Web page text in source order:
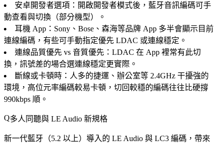
安卓開發者選項 ：開啟開發者模式後，藍牙音訊編碼可手
動查看與切換（部分機型）。
耳機 App ：Sony、Bose、森海等品牌 App 多半會顯示目前
連線編碼，有些可手動指定優先 LDAC 或連線穩定。
連線品質優先 vs 音質優先 ：LDAC 在 App 裡常有此切
換，訊號差的場合選連線穩定更實際。
斷線或卡頓時 ：人多的捷運、辦公室等 2.4GHz 干擾強的
環境，高位元率編碼較易卡頓，切回較穩的編碼往往比硬撐
990kbps 順。
多人同聽與 LE Audio 新規格
新一代藍牙（5.2 以上）導入的 LE Audio 與 LC3 編碼，帶來